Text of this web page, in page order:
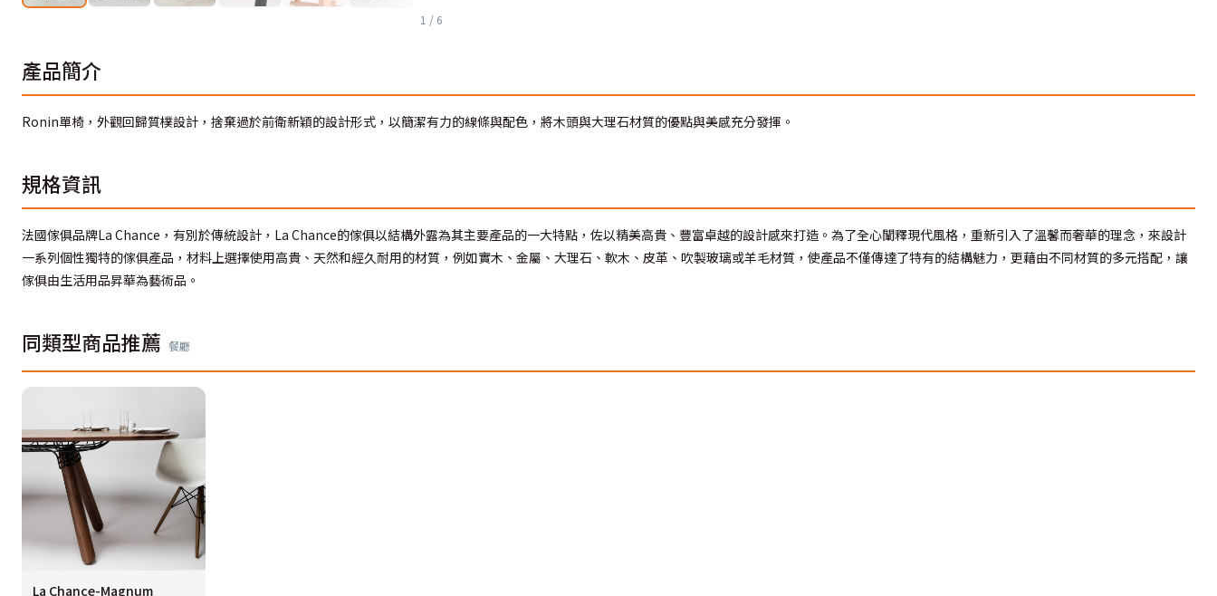
1 / 6
產品簡介
Ronin單椅，外觀回歸質樸設計，捨棄過於前衛新穎的設計形式，以簡潔有力的線條與配色，將木頭與大理石材質的優點與美感充分發揮。
規格資訊
法國傢俱品牌La Chance，有別於傳統設計，La Chance的傢俱以結構外露為其主要產品的一大特點，佐以精美高貴、豐富卓越的設計感來打造。為了全心闡釋現代風格，重新引入了溫馨而奢華的理念，來設計
一系列個性獨特的傢俱產品，材料上選擇使用高貴、天然和經久耐用的材質，例如實木、金屬、大理石、軟木、皮革、吹製玻璃或羊毛材質，使產品不僅傳達了特有的結構魅力，更藉由不同材質的多元搭配，讓
傢俱由生活用品昇華為藝術品。
同類型商品推薦 餐廳
La Chance-Magnum